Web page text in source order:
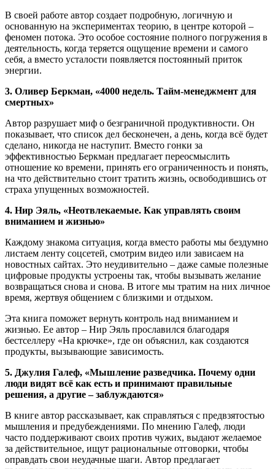
В своей работе автор создает подробную, логичную и
основанную на экспериментах теорию, в центре которой –
феномен потока. Это особое состояние полного погружения в
деятельность, когда теряется ощущение времени и самого
себя, а вместо усталости появляется постоянный приток
энергии.
3. Оливер Беркман, «4000 недель. Тайм-менеджмент для
смертных»
Автор разрушает миф о безграничной продуктивности. Он
показывает, что список дел бесконечен, а день, когда всё будет
сделано, никогда не наступит. Вместо гонки за
эффективностью Беркман предлагает переосмыслить
отношение ко времени, принять его ограниченность и понять,
на что действительно стоит тратить жизнь, освободившись от
страха упущенных возможностей.
4. Нир Эяль, «Неотвлекаемые. Как управлять своим
вниманием и жизнью»
Каждому знакома ситуация, когда вместо работы мы бездумно
листаем ленту соцсетей, смотрим видео или зависаем на
новостных сайтах. Это неудивительно – даже самые полезные
цифровые продукты устроены так, чтобы вызывать желание
возвращаться снова и снова. В итоге мы тратим на них личное
время, жертвуя общением с близкими и отдыхом.
Эта книга поможет вернуть контроль над вниманием и
жизнью. Ее автор – Нир Эяль прославился благодаря
бестселлеру «На крючке», где он объяснил, как создаются
продукты, вызывающие зависимость.
5. Джулия Галеф, «Мышление разведчика. Почему одни
люди видят всё как есть и принимают правильные
решения, а другие – заблуждаются»
В книге автор рассказывает, как справляться с предвзятостью
мышления и предубеждениями. По мнению Галеф, люди
часто поддерживают своих против чужих, выдают желаемое
за действительное, ищут рациональные отговорки, чтобы
оправдать свои неудачные шаги. Автор предлагает